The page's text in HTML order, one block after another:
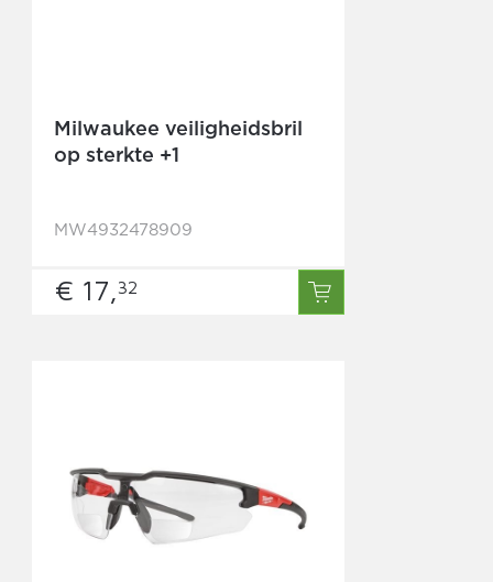
Milwaukee veiligheidsbril
op sterkte +1
MW4932478909
€ 17,32